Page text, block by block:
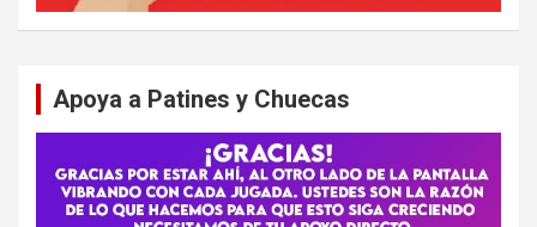
Apoya a Patines y Chuecas